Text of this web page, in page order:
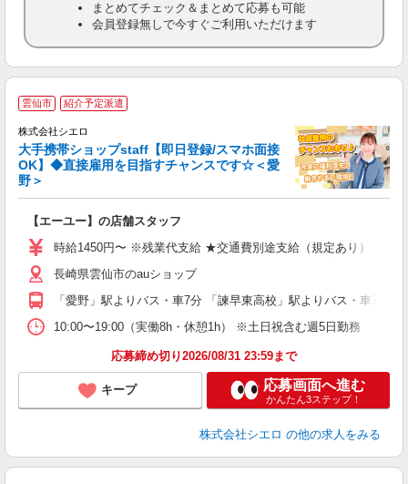
まとめてチェック＆まとめて応募も可能
会員登録無しで今すぐご利用いただけます
雲仙市 紹介予定派遣
株式会社シエロ
大手携帯ショップstaff【即日登録/スマホ面接
OK】◆直接雇用を目指すチャンスです☆＜愛
野＞
【エーユー】の店舗スタッフ
時給1450円〜 ※残業代支給 ★交通費別途支給（規定あり） ゜+
長崎県雲仙市のauショップ
「愛野」駅よりバス・車7分 「諫早東高校」駅よりバス・車7分
10:00〜19:00（実働8h・休憩1h） ※土日祝含む週5日勤務
応募締め切り2026/08/31 23:59まで
キープ 応募画面へ進む
かんたん3ステップ！
株式会社シエロ の他の求人をみる